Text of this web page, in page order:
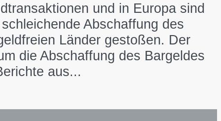
und in Europa sind
Abschaffung des
Länder gestoßen. Der
die Abschaffung des Bargeldes
aus...